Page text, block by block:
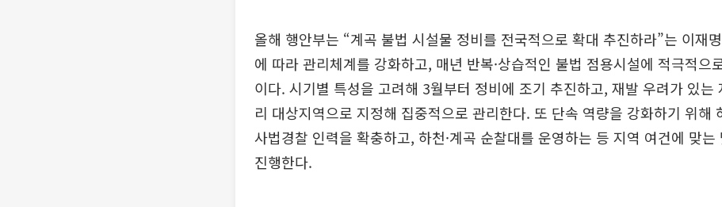
올해 행안부는 “계곡 불법 시설물 정비를 전국적으로 확대 추진하라”는 이재
에 따라 관리체계를 강화하고, 매년 반복·상습적인 불법 점용시설에 적극적으
이다. 시기별 특성을 고려해 3월부터 정비에 조기 추진하고, 재발 우려가 있는
리 대상지역으로 지정해 집중적으로 관리한다. 또 단속 역량을 강화하기 위해
사법경찰 인력을 확충하고, 하천·계곡 순찰대를 운영하는 등 지역 여건에 맞는
진행한다.